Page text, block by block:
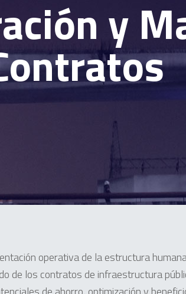
y
operativa de la estructura
de los contratos de infraestructura